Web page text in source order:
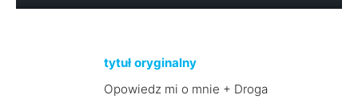
tytuł oryginalny
Opowiedz mi o mnie + Droga